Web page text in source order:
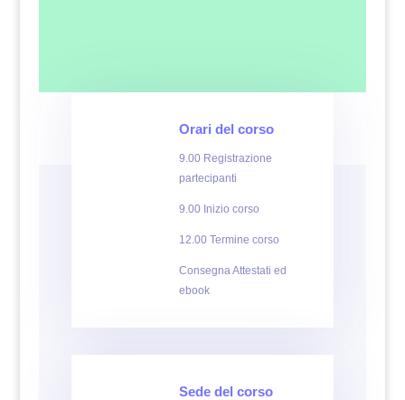
Orari del corso
9.00 Registrazione
partecipanti
9.00 Inizio corso
12.00 Termine corso
Consegna Attestati ed
ebook
Sede del corso